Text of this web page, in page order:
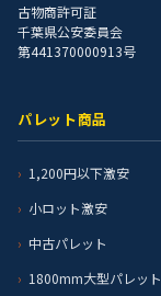
古物商許可証
千葉県公安委員会
第441370000913号
パレット商品
1,200円以下激安
小ロット激安
中古パレット
1800mm大型パレット